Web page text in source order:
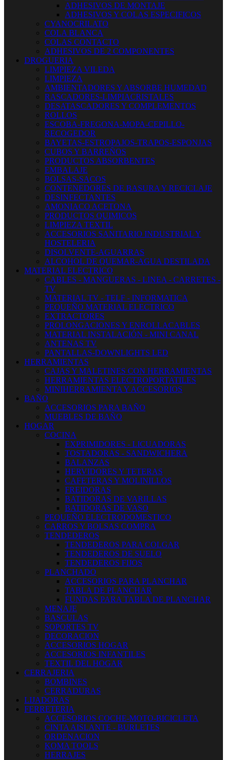
ADHESIVOS DE MONTAJE
ADHESIVOS Y COLAS ESPECIFICOS
CYANOCRILATO
COLA BLANCA
COLAS CONTACTO
ADHESIVOS DE 2 COMPONENTES
DROGUERIA
LIMPIEZA VILEDA
LIMPIEZA
AMBIENTADORES Y ABSORBE HUMEDAD
RASCADORES-LIMPIACRISTALES
DESATASCADORES Y COMPLEMENTOS
ROLLOS
ESCOBA-FREGONA-MOPA-CEPILLO-
RECOGEDOR
BAYETAS-ESTROPAJOS-TRAPOS-ESPONJAS
CUBOS Y BARREÑOS
PRODUCTOS ABSORBENTES
EMBALAJE
BOLSAS-SACOS
CONTENEDORES DE BASURA Y RECICLAJE
DESINFECTANTES
AMONIACO ACETONA
PRODUCTOS QUIMICOS
LIMPIEZA TEXTIL
ACCESORIOS SANITARIO INDUSTRIAL Y
HOSTELERIA
DISOLVENTE-AGUARRAS
ALCOHOL DE QUEMAR-AGUA DESTILADA
MATERIAL ELECTRICO
CABLES - MANGUERAS - LINEA - CARRETES -
TV
MATERIAL TV - TELF - INFORMATICA
PEQUEÑO MATERIAL ELECTRICO
EXTRACTORES
PROLONGACIONES Y ENROLLACABLES
MATERIAL INSTALACIÓN - MINI CANAL
ANTENAS TV
PANTALLAS-DOWNLIGHTS LED
HERRAMIENTAS
CAJAS Y MALETINES CON HERRAMIENTAS
HERRAMIENTAS ELECTROPORTATILES
MINIHERRAMIENTA Y ACCESORIOS
BAÑO
ACCESORIOS PARA BAÑO
MUEBLES DE BAÑO
HOGAR
COCINA
EXPRIMIDORES - LICUADORAS
TOSTADORAS - SANDWICHERA
BALANZAS
HERVIDORES Y TETERAS
CAFETERAS Y MOLINILLOS
FREIDORAS
BATIDORAS DE VARILLAS
BATIDORAS DE VASO
PEQUEÑO ELECTRODOMESTICO
CARROS Y BOLSAS COMPRA
TENDEDEROS
TENDEDEROS PARA COLGAR
TENDEDEROS DE SUELO
TENDEDEROS FIJOS
PLANCHADO
ACCESORIOS PARA PLANCHAR
TABLA DE PLANCHAR
FUNDAS PARA TABLA DE PLANCHAR
MENAJE
BASCULAS
SOPORTES TV
DECORACION
ACCESORIOS HOGAR
ACCESORIOS INFANTILES
TEXTIL DEL HOGAR
CERRAJERIA
BOMBINES
CERRADURAS
LIJADORAS
FERRETERIA
ACCESORIOS COCHE-MOTO-BICICLETA
CINTA AISLANTE - BURLETES
ORDENACION
KOMA TOOLS
HERRAJES